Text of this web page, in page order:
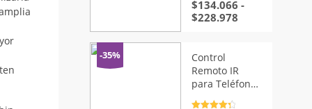
Valorado
con4.5de
5
$134.066 -
$228.978Rango
$134.066
hasta
$228.978
-35%
Control
Remoto IR
para Teléfonos